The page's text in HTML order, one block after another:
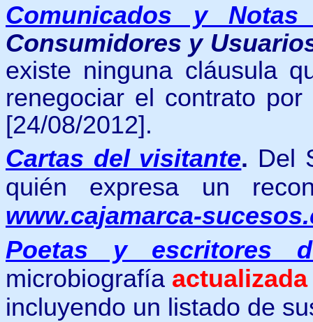
Comunicados y
Consumidores y
existe ninguna cláusula
renegociar el contrato
[24/08/2012].
Cartas del visitante. Del
quién expresa un
www.cajamarca-
Poetas y escritores
microbiografía actualizada
incluyendo un listado de